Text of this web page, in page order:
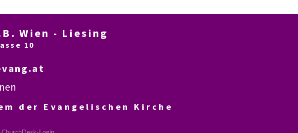
Wien - Liesing
10
der Evangelischen Kirche